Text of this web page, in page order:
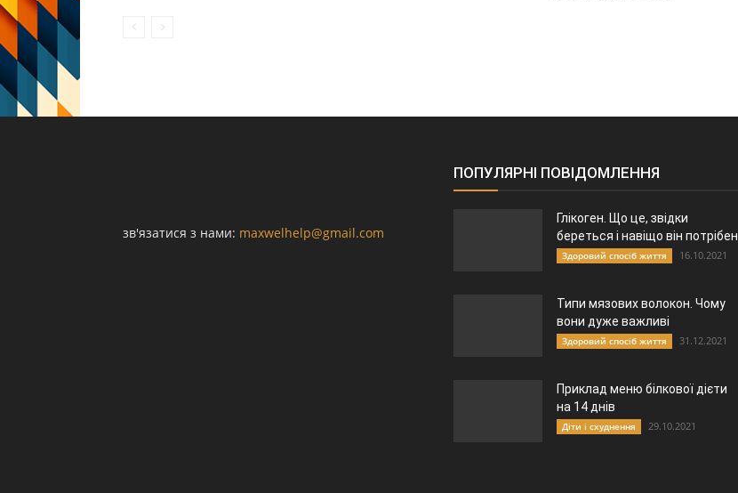
зв'язатися з нами: maxwelhelp@gmail.com
ПОПУЛЯРНІ ПОВІДОМЛЕННЯ
Глікоген. Що це, звідки
береться і навіщо він потрібен
Здоровий спосіб життя 16.10.2021
Типи мязових волокон. Чому
вони дуже важливі
Здоровий спосіб життя 31.12.2021
Приклад меню білкової дієти
на 14 днів
Діти і схуднення 29.10.2021